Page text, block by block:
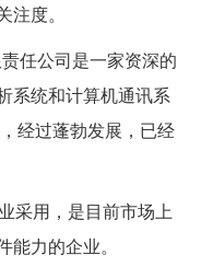
度。
任公司是一家资深的
系统和计算机通讯系
经过蓬勃发展，已经
采用，是目前市场上
力的企业。